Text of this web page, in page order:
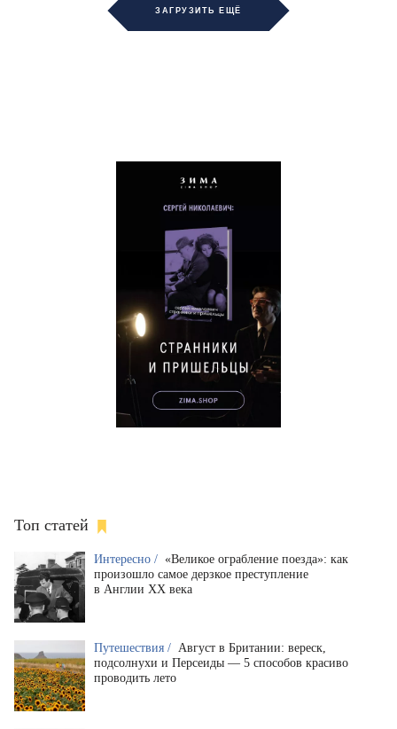
ЗАГРУЗИТЬ ЕЩЁ
Топ статей
Интересно / «Великое ограбление поезда»: как
произошло самое дерзкое преступление
в Англии XX века
Путешествия / Август в Британии: вереск,
подсолнухи и Персеиды — 5 способов красиво
проводить лето